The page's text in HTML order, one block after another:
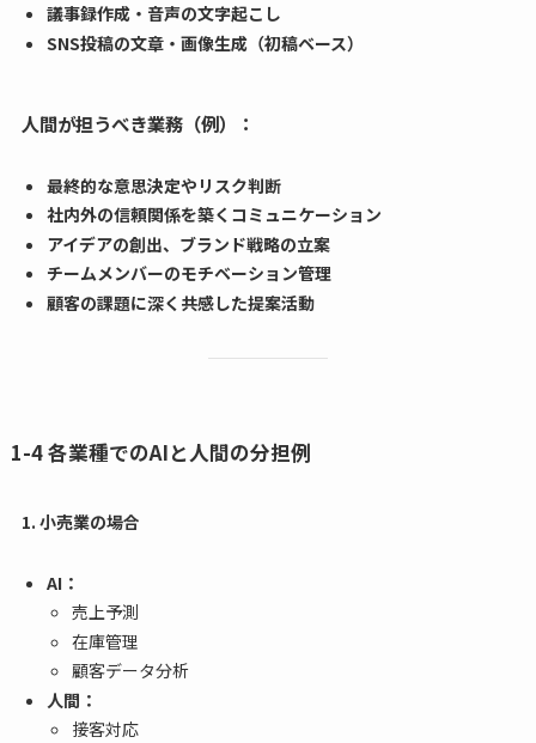
議事録作成・音声の文字起こし
SNS投稿の文章・画像生成（初稿ベース）
人間が担うべき業務（例）：
最終的な意思決定やリスク判断
社内外の信頼関係を築くコミュニケーション
アイデアの創出、ブランド戦略の立案
チームメンバーのモチベーション管理
顧客の課題に深く共感した提案活動
1-4 各業種でのAIと人間の分担例
1. 小売業の場合
AI：
売上予測
在庫管理
顧客データ分析
人間：
接客対応